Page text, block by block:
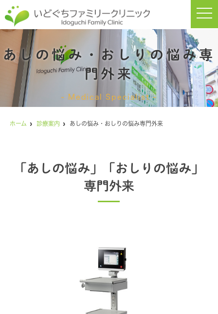
t
o
e
n
a
v
i
g
a
t
i
あしの悩み・おしりの悩み専
門外来
Medical Specialist
ホーム 診療案内 あしの悩み・おしりの悩み専門外来
「あしの悩み」「おしりの悩み」
専門外来